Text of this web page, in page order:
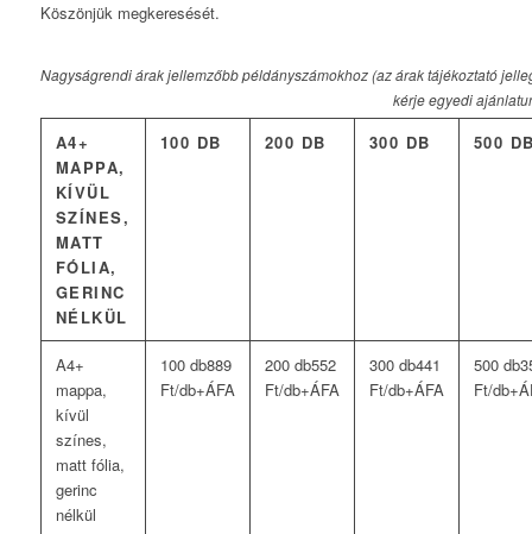
Köszönjük megkeresését.
Nagyságrendi árak jellemzőbb példányszámokhoz (az árak tájékoztató
kérje egyedi
A4+
MAPPA,
KÍVÜL
SZÍNES,
MATT
FÓLIA,
GERINC
NÉLKÜL
100 DB 200 DB 300 DB 500
889
Ft/db+ÁFA
552
Ft/db+ÁFA
441
Ft/db+ÁFA
Ft/